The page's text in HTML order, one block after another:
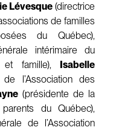
Lévesque (directrice
de familles
du Québec),
intérimaire du
et famille),
Isabelle
l’Association des
(présidente de la
du Québec),
de l’Association